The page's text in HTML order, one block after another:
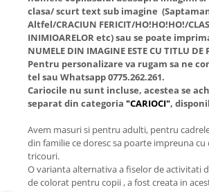
clasa/ scurt text sub imagine
Altfel/CRACIUN FERICIT/HO!HO!HO!/
INIMIOARELOR etc) sau se poate
NUMELE DIN IMAGINE ESTE CU TITLU DE
Pentru personalizare va rugam sa ne
tel sau Whatsapp 0775.262.261.
Cariocile nu sunt incluse, acestea se
separat din categoria "CARIOCI",
Avem masuri si pentru adulti, pentru
din familie ce doresc sa poarte impreuna cu
tricouri.
O varianta alternativa a fiselor de activitati
de colorat pentru copii , a fost creata in